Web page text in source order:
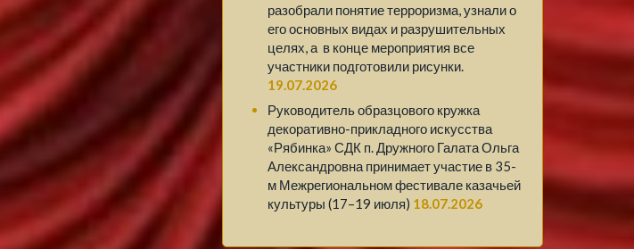
разобрали понятие терроризма, узнали о
его основных видах и разрушительных
целях, а в конце мероприятия все
участники подготовили рисунки.
19.07.2026
Руководитель образцового кружка
декоративно-прикладного искусства
«Рябинка» СДК п. Дружного Галата Ольга
Александровна принимает участие в 35-
м Межрегиональном фестивале казачьей
культуры (17–19 июля) 18.07.2026